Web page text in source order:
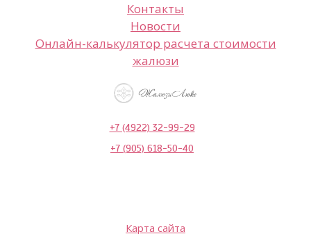
Контакты
Новости
Онлайн-калькулятор расчета стоимости
жалюзи
+7 (4922) 32-99-29
+7 (905) 618-50-40
Карта сайта